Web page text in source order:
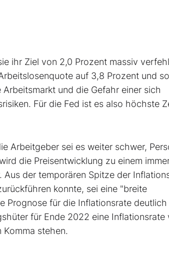
ihr Ziel von 2,0 Prozent massiv
auf 3,8 Prozent und
und die Gefahr einer sich
Für die Fed ist es also höchste
Arbeitgeber sei es weiter schwer,
die Preisentwicklung zu einem
der temporären Spitze der
konnte, sei eine "breite
Prognose für die Inflationsrate deutlich
für Ende 2022 eine Inflationsrate
stehen.